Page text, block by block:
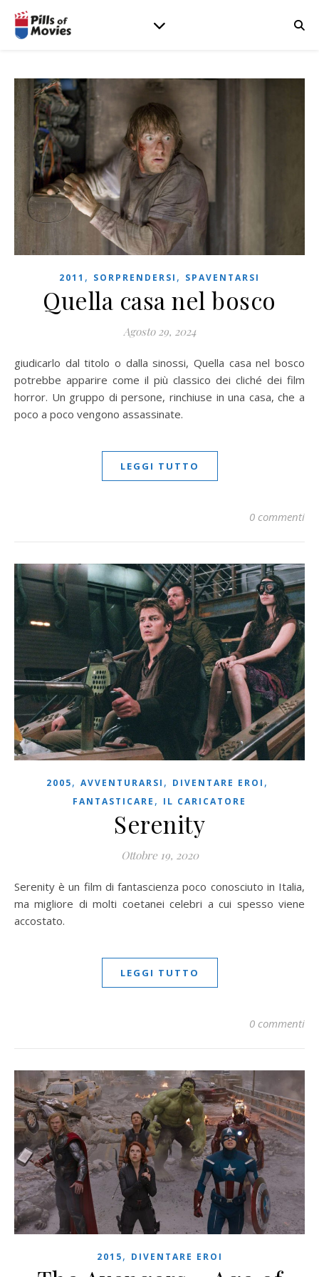
2011 , SORPRENDERSI , SPAVENTARSI
Quella casa nel bosco
Agosto 29, 2024
giudicarlo dal titolo o dalla sinossi, Quella casa nel bosco
potrebbe apparire come il più classico dei cliché dei film
horror. Un gruppo di persone, rinchiuse in una casa, che a
poco a poco vengono assassinate.
LEGGI TUTTO
0 commenti
2005, AVVENTURARSI , DIVENTARE EROI ,
FANTASTICARE , IL CARICATORE
Serenity
Ottobre 19, 2020
Serenity è un film di fantascienza poco conosciuto in Italia,
ma migliore di molti coetanei celebri a cui spesso viene
accostato.
LEGGI TUTTO
0 commenti
2015, DIVENTARE EROI